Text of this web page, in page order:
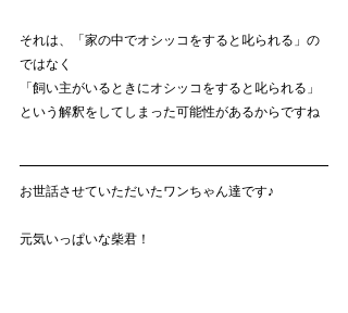
それは、「家の中でオシッコをすると叱られる」の
ではなく
「飼い主がいるときにオシッコをすると叱られる」
という解釈をしてしまった可能性があるからですね
お世話させていただいたワンちゃん達です♪
元気いっぱいな柴君！